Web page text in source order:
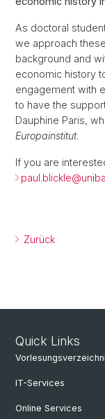
As doctoral
we approach
background and
economic history
engagement with
to have the
Dauphine Paris,
Europainstitut.
If you are
paul.blickle@
Zurück
Quick Links
IT-Services
Online Services